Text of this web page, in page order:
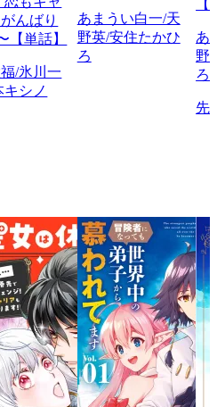
んばり
【単話】
/氷川一
キシノ
あまうい白一/天
野英/安住たかひ
ろ
あ
野
ろ
先